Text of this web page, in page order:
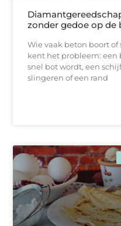
zonder gedoe op de
Wie vaak beton boort of
kent het probleem: een
snel bot wordt, een
slingeren of een rand